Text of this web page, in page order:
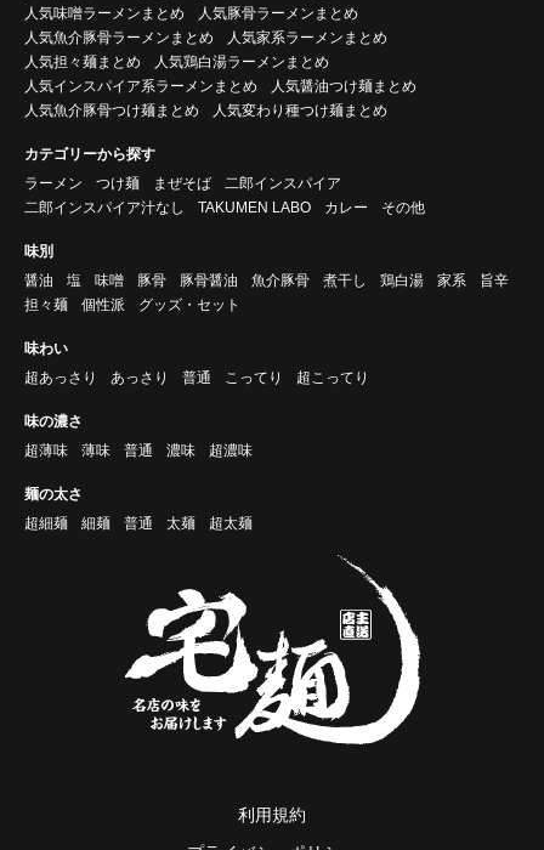
人気味噌ラーメンまとめ
人気豚骨ラーメンまとめ
人気魚介豚骨ラーメンまとめ
人気家系ラーメンまとめ
人気担々麺まとめ
人気鶏白湯ラーメンまとめ
人気インスパイア系ラーメンまとめ
人気醤油つけ麺まとめ
人気魚介豚骨つけ麺まとめ
人気変わり種つけ麺まとめ
カテゴリーから探す
ラーメン
つけ麺 まぜそば
二郎インスパイア
二郎インスパイア汁なし
TAKUMEN LABO カレー その他
味別
醤油
塩 味噌 豚骨 豚骨醤油 魚介豚骨 煮干し 鶏白湯 家系
旨辛
担々麺
個性派 グッズ・セット
味わい
超あっさり
あっさり 普通 こってり 超こってり
味の濃さ
超薄味
薄味 普通 濃味 超濃味
麺の太さ
超細麺
細麺 普通 太麺 超太麺
利用規約